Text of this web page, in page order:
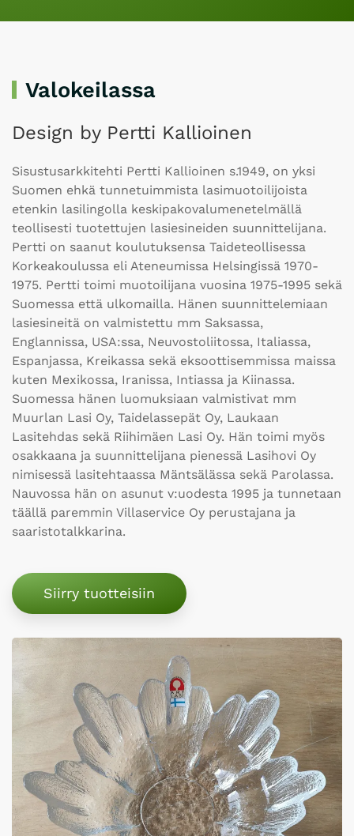
Valokeilassa
Design by Pertti Kallioinen
Sisustusarkkitehti Pertti Kallioinen s.1949, on yksi
Suomen ehkä tunnetuimmista lasimuotoilijoista
etenkin lasilingolla keskipakovalumenetelmällä
teollisesti tuotettujen lasiesineiden suunnittelijana.
Pertti on saanut koulutuksensa Taideteollisessa
Korkeakoulussa eli Ateneumissa Helsingissä 1970-
1975. Pertti toimi muotoilijana vuosina 1975-1995 sekä
Suomessa että ulkomailla. Hänen suunnittelemiaan
lasiesineitä on valmistettu mm Saksassa,
Englannissa, USA:ssa, Neuvostoliitossa, Italiassa,
Espanjassa, Kreikassa sekä eksoottisemmissa maissa
kuten Mexikossa, Iranissa, Intiassa ja Kiinassa.
Suomessa hänen luomuksiaan valmistivat mm
Muurlan Lasi Oy, Taidelassepät Oy, Laukaan
Lasitehdas sekä Riihimäen Lasi Oy. Hän toimi myös
osakkaana ja suunnittelijana pienessä Lasihovi Oy
nimisessä lasitehtaassa Mäntsälässa sekä Parolassa.
Nauvossa hän on asunut v:uodesta 1995 ja tunnetaan
täällä paremmin Villaservice Oy perustajana ja
saaristotalkkarina.
Siirry tuotteisiin